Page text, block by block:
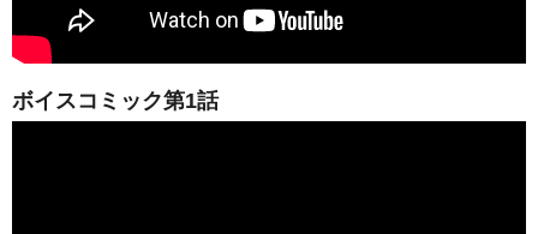
ボイスコミック第1話